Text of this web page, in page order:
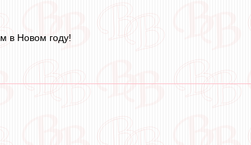
в Новом году!